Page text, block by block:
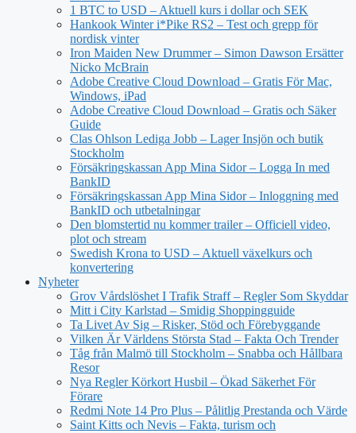
1 BTC to USD – Aktuell kurs i dollar och SEK
Hankook Winter i*Pike RS2 – Test och grepp för
nordisk vinter
Iron Maiden New Drummer – Simon Dawson Ersätter
Nicko McBrain
Adobe Creative Cloud Download – Gratis För Mac,
Windows, iPad
Adobe Creative Cloud Download – Gratis och Säker
Guide
Clas Ohlson Lediga Jobb – Lager Insjön och butik
Stockholm
Försäkringskassan App Mina Sidor – Logga In med
BankID
Försäkringskassan App Mina Sidor – Inloggning med
BankID och utbetalningar
Den blomstertid nu kommer trailer – Officiell video,
plot och stream
Swedish Krona to USD – Aktuell växelkurs och
konvertering
Nyheter
Grov Vårdslöshet I Trafik Straff – Regler Som Skyddar
Mitt i City Karlstad – Smidig Shoppingguide
Ta Livet Av Sig – Risker, Stöd och Förebyggande
Vilken Är Världens Största Stad – Fakta Och Trender
Tåg från Malmö till Stockholm – Snabba och Hållbara
Resor
Nya Regler Körkort Husbil – Ökad Säkerhet För
Förare
Redmi Note 14 Pro Plus – Pålitlig Prestanda och Värde
Saint Kitts och Nevis – Fakta, turism och